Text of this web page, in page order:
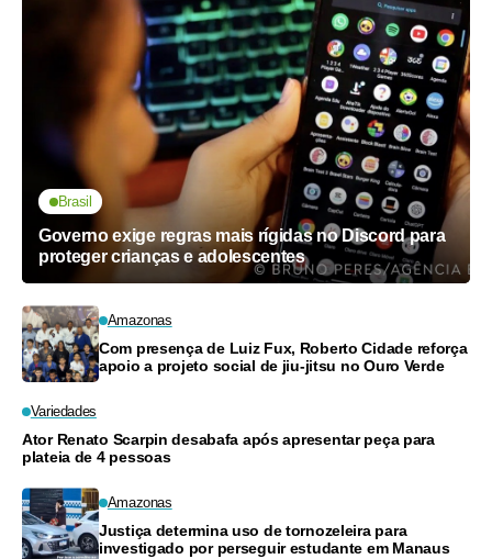
Brasil
Governo exige regras mais rígidas no Discord para
proteger crianças e adolescentes
Amazonas
Com presença de Luiz Fux, Roberto Cidade reforça
apoio a projeto social de jiu-jitsu no Ouro Verde
Variedades
Ator Renato Scarpin desabafa após apresentar peça para
plateia de 4 pessoas
Amazonas
Justiça determina uso de tornozeleira para
investigado por perseguir estudante em Manaus